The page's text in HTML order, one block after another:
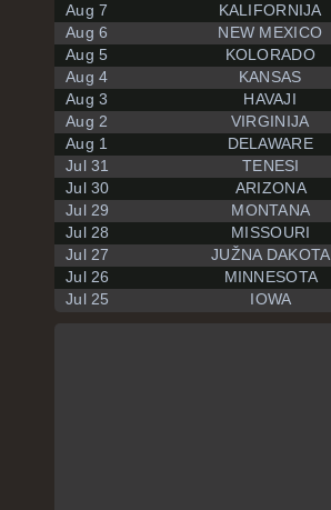
Aug 7
KALIFORNIJA
Aug 6
NEW MEXICO
Aug 5
KOLORADO
Aug 4
KANSAS
Aug 3
HAVAJI
Aug 2
VIRGINIJA
Aug 1
DELAWARE
Jul 31
TENESI
Jul 30
ARIZONA
Jul 29
MONTANA
Jul 28
MISSOURI
Jul 27
JUŽNA DAKOTA
Jul 26
MINNESOTA
Jul 25
IOWA